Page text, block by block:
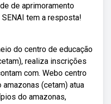
de aprimoramento
tem a resposta!
do centro de educação
realiza inscrições
com. Webo centro
(cetam) atua
do amazonas,